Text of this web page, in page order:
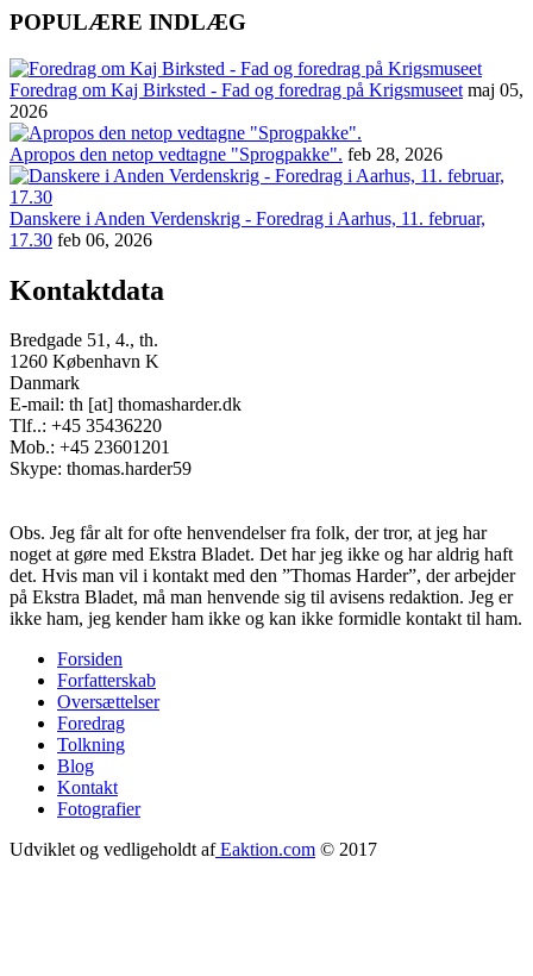
POPULÆRE INDLÆG
Foredrag om Kaj Birksted - Fad og foredrag på Krigsmuseet maj 05,
2026
Apropos den netop vedtagne "Sprogpakke". feb 28, 2026
Danskere i Anden Verdenskrig - Foredrag i Aarhus, 11. februar,
17.30 feb 06, 2026
Kontaktdata
Bredgade 51, 4., th.
1260 København K
Danmark
E-mail: th [at] thomasharder.dk
Tlf..: +45 35436220
Mob.: +45 23601201
Skype: thomas.harder59
Obs. Jeg får alt for ofte henvendelser fra folk, der tror, at jeg har
noget at gøre med Ekstra Bladet. Det har jeg ikke og har aldrig haft
det. Hvis man vil i kontakt med den ”Thomas Harder”, der arbejder
på Ekstra Bladet, må man henvende sig til avisens redaktion. Jeg er
ikke ham, jeg kender ham ikke og kan ikke formidle kontakt til ham.
Footer
menu
Forsiden
Forfatterskab
Oversættelser
Foredrag
Tolkning
Blog
Kontakt
Fotografier
Udviklet og vedligeholdt afEaktion.com © 2017